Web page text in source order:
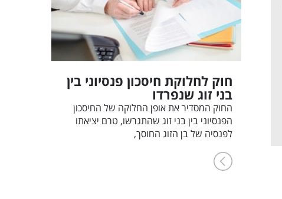
חוק לחלוקת חיסכון פנסיוני בין
בני זוג שנפרדו
החוק המסדיר את אופן החלוקה של החיסכון
הפנסיוני בין בני זוג שהתגרשו, טרם יציאתו
לפנסיה של בן הזוג החוסך,